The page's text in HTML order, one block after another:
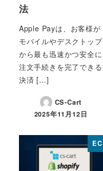
法
Apple Payは、お客様が
モバイルやデスクトップ
から最も迅速かつ安全に
注文手続きを完了できる
決済 […]
CS-Cart
投稿日
2025年11月12日
EC